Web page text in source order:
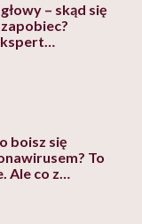
– skąd się
boisz się
To
Ale co z